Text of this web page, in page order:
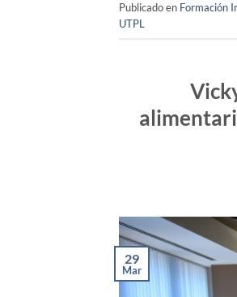
Publicado en Formación
UTPL
29
Mar